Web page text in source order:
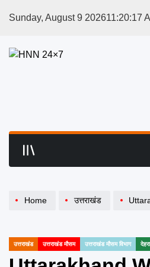
Sunday, August 9 202611:20:17
Home उत्तराखंड
POSTED
उत्तराखंड उत्तराखंड मौसम उत्तराखंड मौसम विभाग